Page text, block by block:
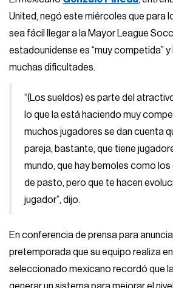
United, negó este miércoles que para
sea fácil llegar a la Mayor League
estadounidense es “muy competida”
muchas dificultades.
“(Los sueldos) es parte del
lo que la está haciendo muy
muchos jugadores se dan cuenta
pareja, bastante, que tiene
mundo, que hay bemoles como
de pasto, pero que te hacen
jugador”, dijo.
En conferencia de prensa para
pretemporada que su equipo realiza
seleccionado mexicano recordó que
generar un sistema para mejorar el